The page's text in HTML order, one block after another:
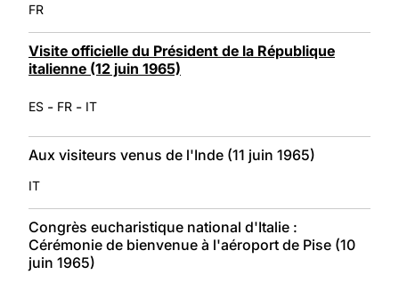
FR
Visite officielle du Président de la République
italienne (12 juin 1965)
ES - FR - IT
Aux visiteurs venus de l'Inde (11 juin 1965)
IT
Congrès eucharistique national d'Italie :
Cérémonie de bienvenue à l'aéroport de Pise (10
juin 1965)